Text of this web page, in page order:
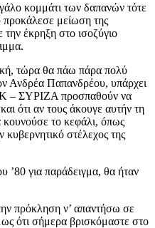
κομμάτι των δαπανών τότε
προκάλεσε μείωση της
την έκρηξη στο ισοζύγιο
τώρα θα πάω πάρα πολύ
Ανδρέα Παπανδρέου, υπάρχει
– ΣΥΡΙΖΑ προσπαθούν να
ότι αν τους άκουγε αυτήν τη
το κεφάλι, όπως
κυβερνητικό στέλεχος της
’80 για παράδειγμα, θα ήταν
πρόκληση ν’ απαντήσω σε
ότι σήμερα βρισκόμαστε στο